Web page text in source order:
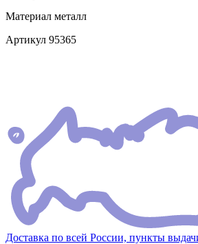
Материал металл
Артикул 95365
Доставка по всей России, пункты